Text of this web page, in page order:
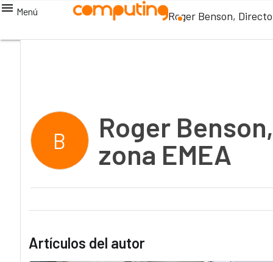
Menú Roger Benson,
B
Roger
zona EMEA
Artículos del autor